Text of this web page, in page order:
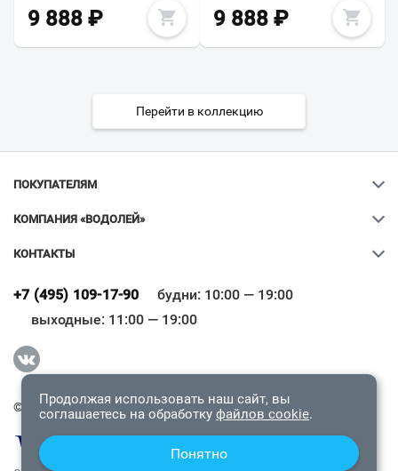
9 888 ₽ 9 888₽
Перейти в коллекцию
ПОКУПАТЕЛЯМ
КОМПАНИЯ «ВОДОЛЕЙ»
КОНТАКТЫ
+7 (495) 109-17-90
будни: 10:00 — 19:00
выходные: 11:00 — 19:00
© 2009-2026 «Водолей Онлайн». Все права защищены.
Всё верно
Продолжая использовать наш сайт, вы
соглашаетесь на обработку файлов cookie.
Понятно